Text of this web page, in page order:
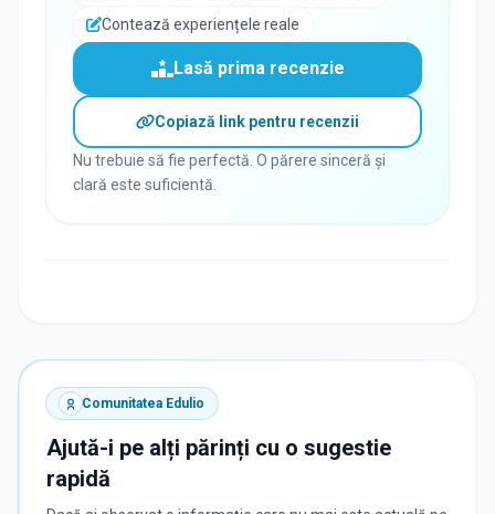
Contează experiențele reale
Lasă prima recenzie
Copiază link pentru recenzii
Nu trebuie să fie perfectă. O părere sinceră și
clară este suficientă.
Comunitatea Edulio
Ajută-i pe alți părinți cu o sugestie
rapidă